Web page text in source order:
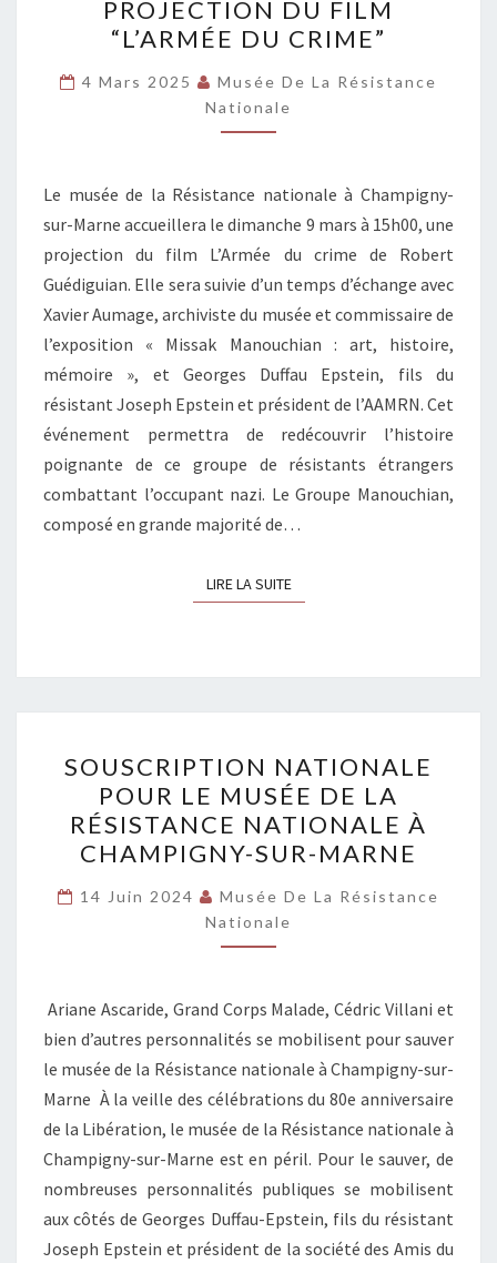
MARS
2025,
PROJECTION
DU
FILM
DU
CRIME”
PROJECTION DU FILM
“L’ARMÉE DU CRIME”
4 Mars 2025
Musée De La Résistance
Nationale
Le musée de la Résistance nationale à Champigny-
sur-Marne accueillera le dimanche 9 mars à 15h00, une
projection du film L’Armée du crime de Robert
Guédiguian. Elle sera suivie d’un temps d’échange avec
Xavier Aumage, archiviste du musée et commissaire de
l’exposition « Missak Manouchian : art, histoire,
mémoire », et Georges Duffau Epstein, fils du
résistant Joseph Epstein et président de l’AAMRN. Cet
événement permettra de redécouvrir l’histoire
poignante de ce groupe de résistants étrangers
combattant l’occupant nazi. Le Groupe Manouchian,
composé en grande majorité de…
LIRE LA SUITELIRE LA SUITE
NATIONALE
POUR
LE
MUSÉE
DE
LA
RÉSISTANCE
À
CHAMPIGNY-
SUR-
MARNE
SOUSCRIPTION NATIONALE
POUR LE MUSÉE DE LA
RÉSISTANCE NATIONALE À
CHAMPIGNY-SUR-MARNE
14 Juin 2024
Musée De La Résistance
Nationale
Ariane Ascaride, Grand Corps Malade, Cédric Villani et
bien d’autres personnalités se mobilisent pour sauver
le musée de la Résistance nationale à Champigny-sur-
Marne À la veille des célébrations du 80e anniversaire
de la Libération, le musée de la Résistance nationale à
Champigny-sur-Marne est en péril. Pour le sauver, de
nombreuses personnalités publiques se mobilisent
aux côtés de Georges Duffau-Epstein, fils du résistant
Joseph Epstein et président de la société des Amis du